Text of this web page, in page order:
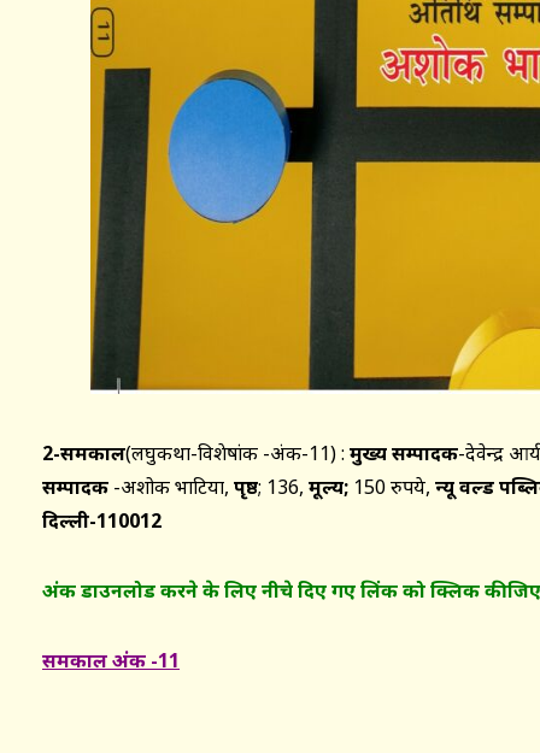
2-समकाल(लघुकथा-विशेषांक -अंक-11) : मुख्य सम्पादक-देवेन्द्र
सम्पादक -अशोक भाटिया, पृष्ठ; 136, मूल्य; 150 रुपये, न्यू वर्ल्ड
दिल्ली-110012
अंक डाउनलोड करने के लिए नीचे दिए गए लिंक को क्लिक
समकाल अंक -11